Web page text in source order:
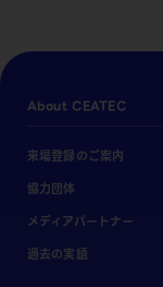
About CEATEC
来場登録のご案内
協力団体
メディアパートナー
過去の実績